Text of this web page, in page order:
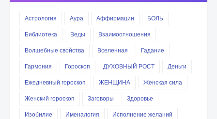
Астрология Аура Аффирмации
БОЛЬ
Библиотека
Веды
Взаимоотношения
Волшебные свойства
Вселенная
Гадание
Гармония
Гороскоп ДУХОВНЫЙ РОСТ
Деньги
Ежедневный гороскоп
ЖЕНЩИНА
Женская сила
Женский гороскоп
Заговоры
Здоровье
Изобилие
Именалогия
Исполнение желаний